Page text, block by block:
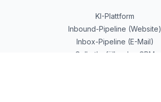
KI-Plattform
Inbound-Pipeline (Website)
Inbox-Pipeline (E-Mail)
Selbstbefüllendes CRM